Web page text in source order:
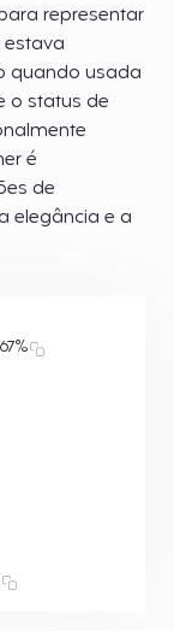
representar
estava
quando usada
o status de
é
de
elegância e a